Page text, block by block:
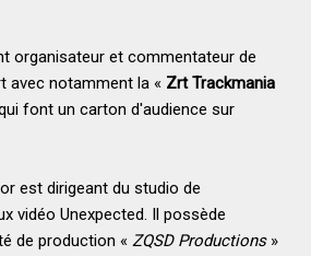
organisateur et commentateur de
avec notamment la « Zrt Trackmania
font un carton d'audience sur
est dirigeant du studio de
vidéo Unexpected. Il possède
de production « ZQSD Productions»